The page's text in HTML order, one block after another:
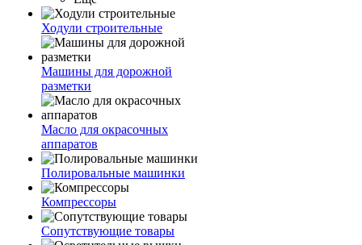
Ходули строительные
Машины для дорожной
разметки
Масло для окрасочных
аппаратов
Полировальные машинки
Компрессоры
Сопутствующие товары